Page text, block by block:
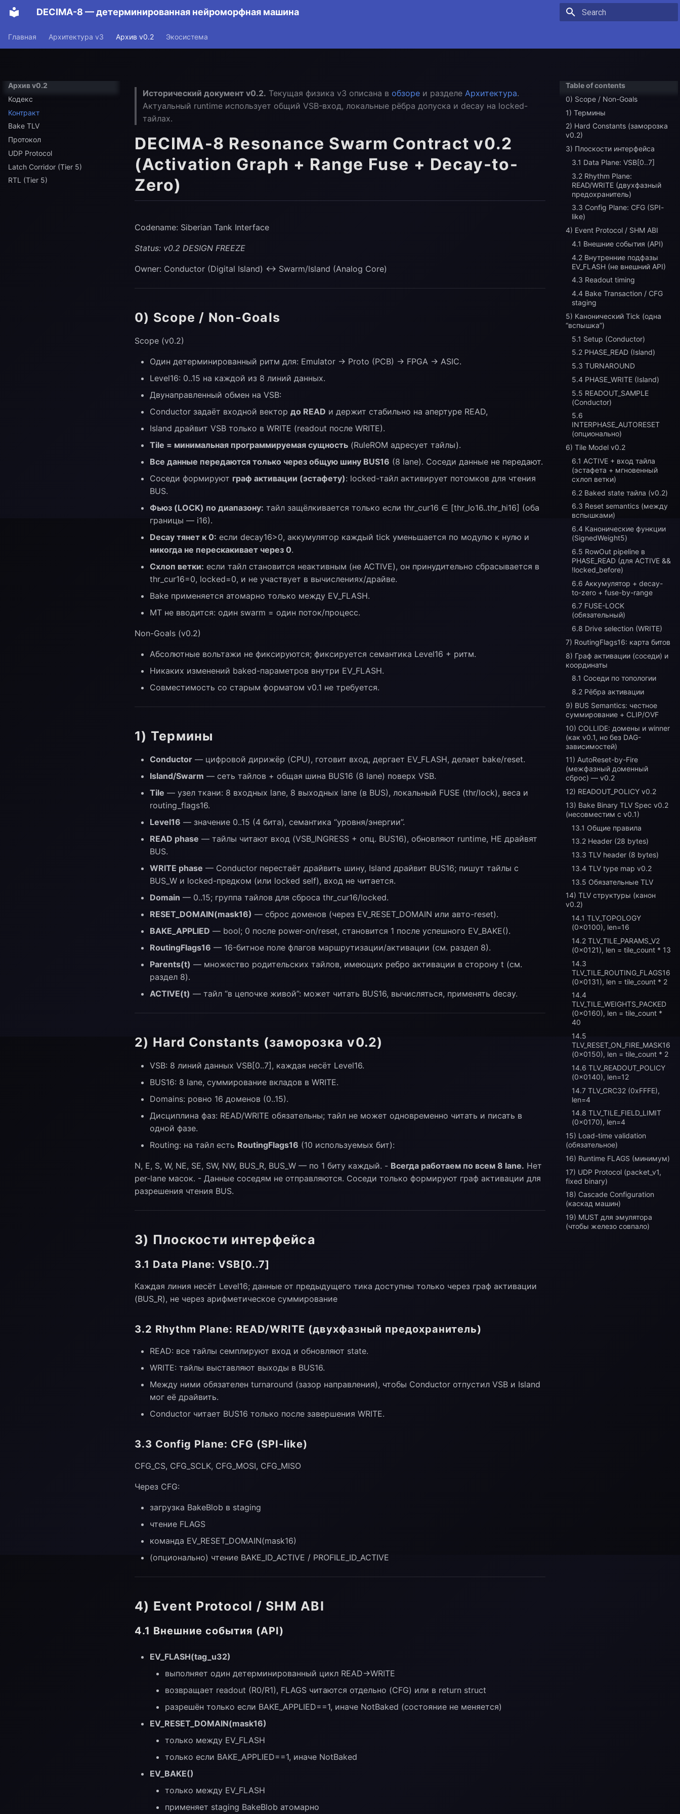
DECIMA-8 — детерминированная нейроморфная машина
Главная Архитектура v3 Архив v0.2 Экосистема
Архив v0.2
Кодекс
Контракт
Bake TLV
Протокол
UDP Protocol
Latch Corridor (Tier 5)
RTL (Tier 5)
Table of contents
0) Scope / Non-Goals
1) Термины
2) Hard Constants (заморозка
v0.2)
3) Плоскости интерфейса
3.1 Data Plane: VSB[0..7]
3.2 Rhythm Plane:
READ/WRITE (двухфазный
предохранитель)
3.3 Config Plane: CFG (SPI-
like)
4) Event Protocol / SHM ABI
4.1 Внешние события (API)
4.2 Внутренние подфазы
EV_FLASH (не внешний API)
4.3 Readout timing
4.4 Bake Transaction / CFG
staging
5) Канонический Tick (одна
“вспышка”)
5.1 Setup (Conductor)
5.2 PHASE_READ (Island)
5.3 TURNAROUND
5.4 PHASE_WRITE (Island)
5.5 READOUT_SAMPLE
(Conductor)
5.6
INTERPHASE_AUTORESET
(опционально)
6) Tile Model v0.2
6.1 ACTIVE + вход тайла
(эстафета + мгновенный
схлоп ветки)
6.2 Baked state тайла (v0.2)
6.3 Reset semantics (между
вспышками)
6.4 Канонические функции
(SignedWeight5)
6.5 RowOut pipeline в
PHASE_READ (для ACTIVE &&
!locked_before)
6.6 Аккумулятор + decay-
to-zero + fuse-by-range
6.7 FUSE-LOCK
(обязательный)
6.8 Drive selection (WRITE)
7) RoutingFlags16: карта битов
8) Граф активации (соседи) и
координаты
8.1 Соседи по топологии
8.2 Рёбра активации
9) BUS Semantics: честное
суммирование + CLIP/OVF
10) COLLIDE: домены и winner
(как v0.1, но без DAG-
зависимостей)
11) AutoReset-by-Fire
(межфазный доменный
сброс) — v0.2
12) READOUT_POLICY v0.2
13) Bake Binary TLV Spec v0.2
(несовместим с v0.1)
13.1 Общие правила
13.2 Header (28 bytes)
13.3 TLV header (8 bytes)
13.4 TLV type map v0.2
13.5 Обязательные TLV
14) TLV структуры (канон
v0.2)
14.1 TLV_TOPOLOGY
(0x0100), len=16
14.2 TLV_TILE_PARAMS_V2
(0x0121), len = tile_count * 13
14.3
TLV_TILE_ROUTING_FLAGS16
(0x0131), len = tile_count * 2
14.4
TLV_TILE_WEIGHTS_PACKED
(0x0160), len = tile_count *
40
14.5
TLV_RESET_ON_FIRE_MASK16
(0x0150), len = tile_count * 2
14.6 TLV_READOUT_POLICY
(0x0140), len=12
14.7 TLV_CRC32 (0xFFFE),
len=4
14.8 TLV_TILE_FIELD_LIMIT
(0x0170), len=4
15) Load-time validation
(обязательное)
16) Runtime FLAGS (минимум)
17) UDP Protocol (packet_v1,
fixed binary)
18) Cascade Configuration
(каскад машин)
19) MUST для эмулятора
(чтобы железо совпало)
Исторический документ v0.2. Текущая физика v3 описана в обзоре и разделе Архитектура.
Актуальный runtime использует общий VSB-вход, локальные рёбра допуска и decay на locked-
тайлах.
DECIMA-8 Resonance Swarm Contract v0.2
(Activation Graph + Range Fuse + Decay-to-
Zero)
Codename: Siberian Tank Interface
Status: v0.2 DESIGN FREEZE
Owner: Conductor (Digital Island) ↔ Swarm/Island (Analog Core)
0) Scope / Non-Goals
Scope (v0.2)
Один детерминированный ритм для: Emulator → Proto (PCB) → FPGA → ASIC.
Level16: 0..15 на каждой из 8 линий данных.
Двунаправленный обмен на VSB:
Conductor задаёт входной вектор до READ и держит стабильно на апертуре READ,
Island драйвит VSB только в WRITE (readout после WRITE).
Tile = минимальная программируемая сущность (RuleROM адресует тайлы).
Все данные передаются только через общую шину BUS16 (8 lane). Соседи данные не передают.
Соседи формируют граф активации (эстафету): locked-тайл активирует потомков для чтения
BUS.
Фьюз (LOCK) по диапазону: тайл защёлкивается только если thr_cur16 ∈ [thr_lo16..thr_hi16] (оба
границы — i16).
Decay тянет к 0: если decay16>0, аккумулятор каждый tick уменьшается по модулю к нулю и
никогда не перескакивает через 0.
Схлоп ветки: если тайл становится неактивным (не ACTIVE), он принудительно сбрасывается в
thr_cur16=0, locked=0, и не участвует в вычислениях/драйве.
Bake применяется атомарно только между EV_FLASH.
MT не вводится: один swarm = один поток/процесс.
Non-Goals (v0.2)
Абсолютные вольтажи не фиксируются; фиксируется семантика Level16 + ритм.
Никаких изменений baked-параметров внутри EV_FLASH.
Совместимость со старым форматом v0.1 не требуется.
1) Термины
Conductor — цифровой дирижёр (CPU), готовит вход, дергает EV_FLASH, делает bake/reset.
Island/Swarm — сеть тайлов + общая шина BUS16 (8 lane) поверх VSB.
Tile — узел ткани: 8 входных lane, 8 выходных lane (в BUS), локальный FUSE (thr/lock), веса и
routing_flags16.
Level16 — значение 0..15 (4 бита), семантика “уровня/энергии”.
READ phase — тайлы читают вход (VSB_INGRESS + опц. BUS16), обновляют runtime, НЕ драйвят
BUS.
WRITE phase — Conductor перестаёт драйвить шину, Island драйвит BUS16; пишут тайлы с
BUS_W и locked-предком (или locked self), вход не читается.
Domain — 0..15; группа тайлов для сброса thr_cur16/locked.
RESET_DOMAIN(mask16) — сброс доменов (через EV_RESET_DOMAIN или авто-reset).
BAKE_APPLIED — bool; 0 после power-on/reset, становится 1 после успешного EV_BAKE().
RoutingFlags16 — 16-битное поле флагов маршрутизации/активации (см. раздел 8).
Parents(t) — множество родительских тайлов, имеющих ребро активации в сторону t (см.
раздел 8).
ACTIVE(t) — тайл “в цепочке живой”: может читать BUS16, вычисляться, применять decay.
2) Hard Constants (заморозка v0.2)
VSB: 8 линий данных VSB[0..7], каждая несёт Level16.
BUS16: 8 lane, суммирование вкладов в WRITE.
Domains: ровно 16 доменов (0..15).
Дисциплина фаз: READ/WRITE обязательны; тайл не может одновременно читать и писать в
одной фазе.
Routing: на тайл есть RoutingFlags16 (10 используемых бит):
N, E, S, W, NE, SE, SW, NW, BUS_R, BUS_W — по 1 биту каждый. - Всегда работаем по всем 8 lane. Нет
per-lane масок. - Данные соседям не отправляются. Соседи только формируют граф активации для
разрешения чтения BUS.
3) Плоскости интерфейса
3.1 Data Plane: VSB[0..7]
Каждая линия несёт Level16; данные от предыдущего тика доступны только через граф активации
(BUS_R), не через арифметическое суммирование
3.2 Rhythm Plane: READ/WRITE (двухфазный предохранитель)
READ: все тайлы семплируют вход и обновляют state.
WRITE: тайлы выставляют выходы в BUS16.
Между ними обязателен turnaround (зазор направления), чтобы Conductor отпустил VSB и Island
мог её драйвить.
Conductor читает BUS16 только после завершения WRITE.
3.3 Config Plane: CFG (SPI-like)
CFG_CS, CFG_SCLK, CFG_MOSI, CFG_MISO
Через CFG:
загрузка BakeBlob в staging
чтение FLAGS
команда EV_RESET_DOMAIN(mask16)
(опционально) чтение BAKE_ID_ACTIVE / PROFILE_ID_ACTIVE
4) Event Protocol / SHM ABI
4.1 Внешние события (API)
EV_FLASH(tag_u32)
выполняет один детерминированный цикл READ→WRITE
возвращает readout (R0/R1), FLAGS читаются отдельно (CFG) или в return struct
разрешён только если BAKE_APPLIED==1, иначе NotBaked (состояние не меняется)
EV_RESET_DOMAIN(mask16)
только между EV_FLASH
только если BAKE_APPLIED==1, иначе NotBaked
EV_BAKE()
только между EV_FLASH
применяет staging BakeBlob атомарно